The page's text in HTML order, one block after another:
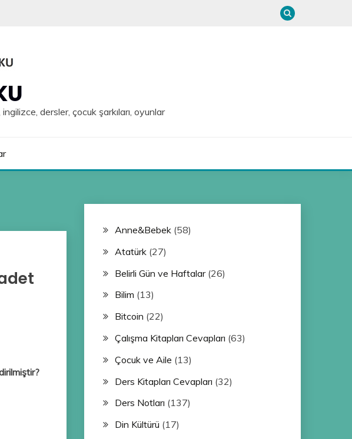
dersler, çocuk şarkıları, oyunlar
Anne&Bebek(58)
Atatürk(27)
Belirli Gün ve Haftalar(26)
Bilim (13)
Bitcoin (22)
Çalışma Kitapları Cevapları (63)
Çocuk ve Aile (13)
Ders Kitapları Cevapları (32)
Ders Notları (137)
Din Kültürü (17)